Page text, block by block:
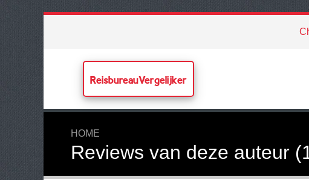
ReisbureauVergelijker
HOME
Reviews van deze auteur